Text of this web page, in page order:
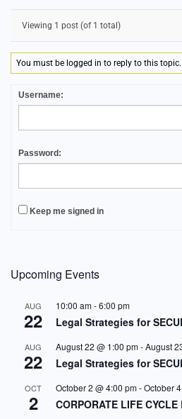
Viewing 1 post (of 1 total)
You must be logged in to reply to this topic.
Username:
Password:
Keep me signed in
Upcoming Events
AUG
22
10:00 am-6:00 pm
Legal Strategies for
AUG
22
August 22 @ 1:00 pm-August
Legal Strategies for
OCT
2
October 2 @ 4:00 pm-October
CORPORATE LIFE